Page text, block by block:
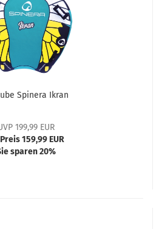
Spinera Ikran
199,99 EUR
159,99 EUR
sparen 20%